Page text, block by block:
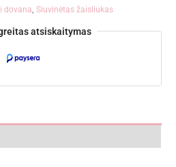
dovana,Siuvinėtas žaisliukas
atsiskaitymas